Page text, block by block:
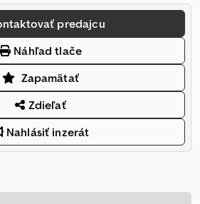
predajcu
Náhľad tlače
Zapamätať
Zdieľať
Nahlásiť inzerát